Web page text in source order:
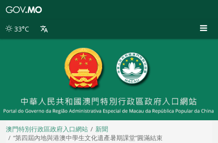
別
33°C
澳門特別行政區政府入口網站
新聞
“第四屆內地與港澳中學生文化遺產暑期課堂”圓滿結束